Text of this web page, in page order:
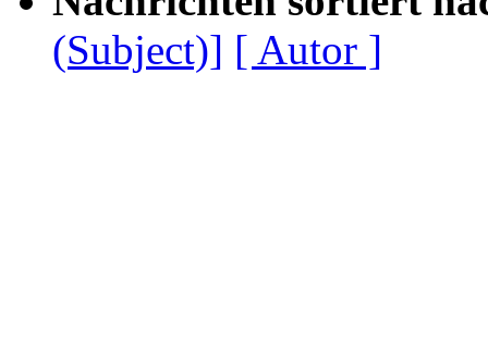
(Subject)] [ Autor ]